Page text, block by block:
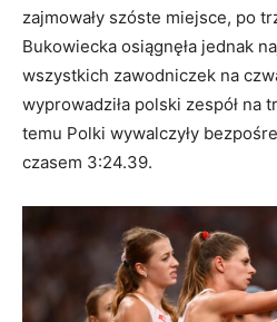
zajmowały szóste miejsce, po
Bukowiecka osiągnęła jednak
wszystkich zawodniczek na
wyprowadziła polski zespół na
temu Polki wywalczyły
czasem 3:24.39.